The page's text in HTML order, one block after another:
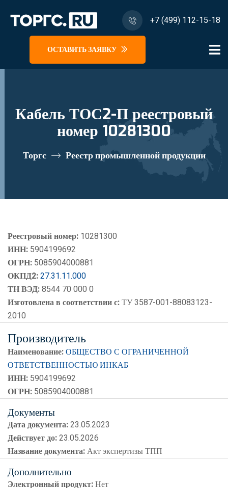
+7 (499) 112-15-18
ОСТАВИТЬ ЗАЯВКУ
Кабель ТОС2-П реестровый
номер 10281300
Торгс Реестр промышленной продукции
Реестровый номер: 10281300
ИНН: 5904199692
ОГРН: 5085904000881
ОКПД2:27.31.11.000
ТН ВЭД:8544 70 000 0
Изготовлена в соответствии с:ТУ 3587-001-88083123-
2010
Производитель
Наименование:ОБЩЕСТВО С ОГРАНИЧЕННОЙ
ОТВЕТСТВЕННОСТЬЮ ИНКАБ
ИНН: 5904199692
ОГРН: 5085904000881
Документы
Дата документа:23.05.2023
Действует до:23.05.2026
Название документа:Акт экспертизы ТПП
Дополнительно
Электронный продукт:Нет